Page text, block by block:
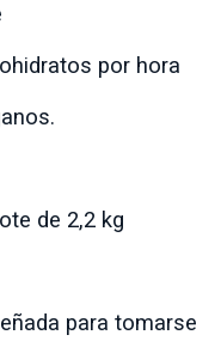
por hora
de 2,2 kg
para tomarse